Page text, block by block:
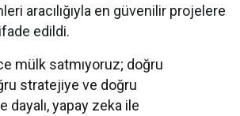
aracılığıyla en güvenilir projelere
edildi.
mülk satmıyoruz; doğru
stratejiye ve doğru
dayalı, yapay zeka ile